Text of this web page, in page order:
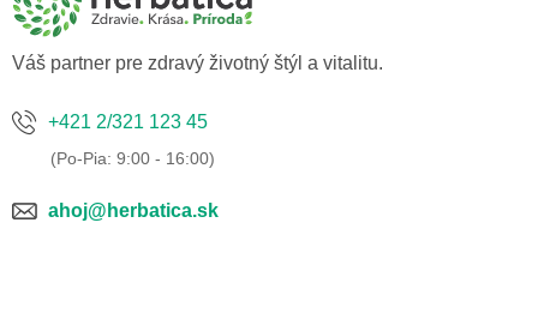
Váš partner pre zdravý životný štýl a vitalitu.
+421 2/321 123 45
ahoj@herbatica.sk